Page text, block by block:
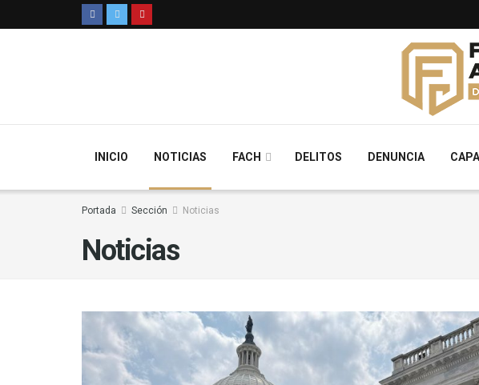
INICIO NOTICIAS FACH DELITOS DENUNCIA
Portada Sección Noticias
Noticias